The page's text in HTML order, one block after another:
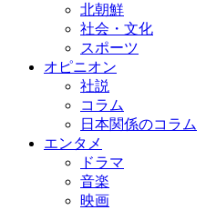
北朝鮮
社会・文化
スポーツ
オピニオン
社説
コラム
日本関係のコラム
エンタメ
ドラマ
音楽
映画